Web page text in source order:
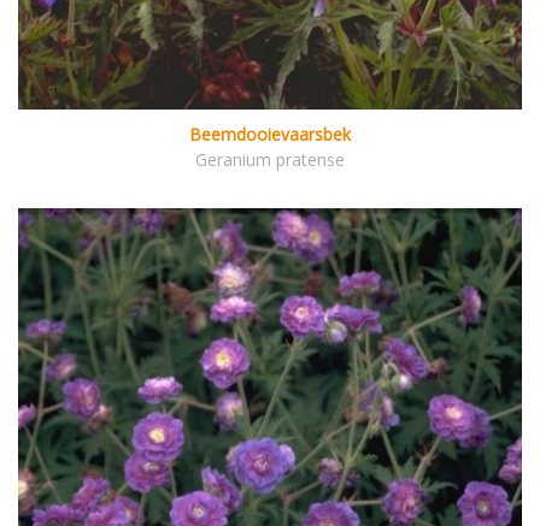
Beemdooievaarsbek
Geranium pratense